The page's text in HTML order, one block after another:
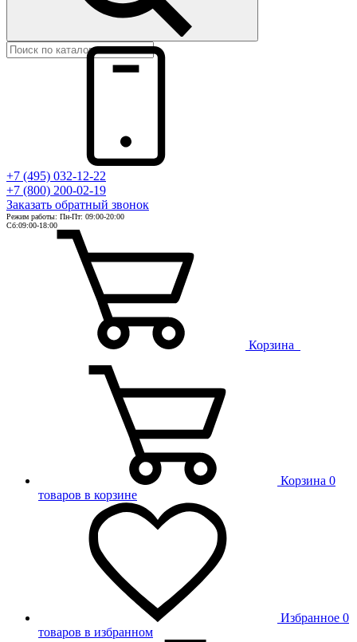
+7 (495) 032-12-22
+7 (800) 200-02-19
Заказать обратный звонок
Режим работы: Пн-Пт: 09:00-20:00
Сб:09:00-18:00
Корзина
Корзина 0
товаров в корзине
Избранное 0
товаров в избранном